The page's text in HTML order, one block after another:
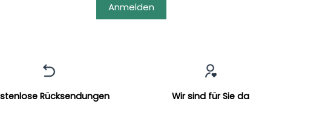
Anmelden
Rücksendungen Wir sind für Sie da